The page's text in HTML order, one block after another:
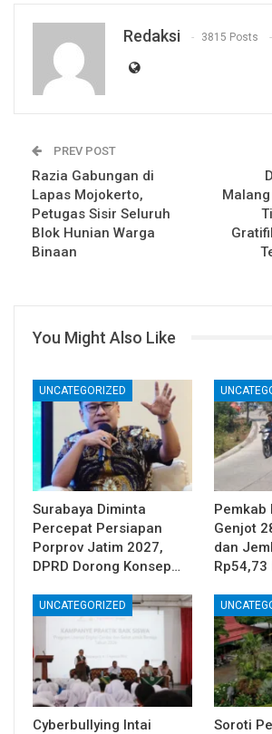
Redaksi 3815 Posts
PREV POST
Razia Gabungan di
Lapas Mojokerto,
Petugas Sisir Seluruh
Blok Hunian Warga
Binaan
Malang
You Might Also Like
UNCATEGORIZED
Surabaya Diminta
Percepat Persiapan
Porprov Jatim 2027,
DPRD Dorong Konsep…
Pemkab
Genjot
dan
UNCATEGORIZED
Cyberbullying Intai
Soroti